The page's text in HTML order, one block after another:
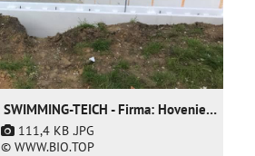
4. Platz - KATEGORIE: SWIMMING-TEICH - Firma: Hoveniersgebroeders BVBA (nur nominiert)
111,4 KB .JPG
© WWW.BIO.TOP